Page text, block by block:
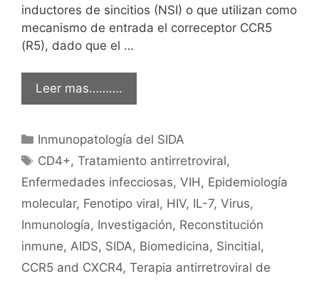
inductores de sincitios (NSI) o que utilizan como
mecanismo de entrada el correceptor CCR5
(R5), dado que el …
Leer mas……….
Categorías
Inmunopatología del SIDA
Etiquetas
CD4+,Tratamiento antirretroviral,
Enfermedades infecciosas, VIH, Epidemiología
molecular, Fenotipo viral, HIV, IL-7, Virus,
Inmunología, Investigación, Reconstitución
inmune, AIDS, SIDA, Biomedicina, Sincitial,
CCR5 and CXCR4, Terapia antirretroviral de